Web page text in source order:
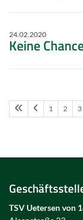
24.02.2020
Keine
1 2 3
TSV Uetersen von